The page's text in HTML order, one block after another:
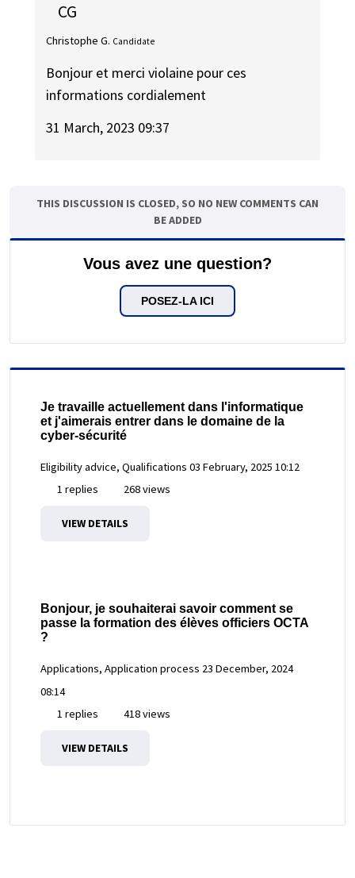
CG
Christophe G. Candidate
Bonjour et merci violaine pour ces
informations cordialement
31 March, 2023 09:37
THIS DISCUSSION IS CLOSED, SO NO NEW COMMENTS CAN
BE ADDED
Vous avez une question?
POSEZ-LA ICI
Je travaille actuellement dans l'informatique
et j'aimerais entrer dans le domaine de la
cyber-sécurité
Eligibility advice, Qualifications 03 February, 2025 10:12
1 replies
268 views
VIEW DETAILS
Bonjour, je souhaiterai savoir comment se
passe la formation des élèves officiers OCTA
?
Applications, Application process 23 December, 2024
08:14
1 replies
418 views
VIEW DETAILS